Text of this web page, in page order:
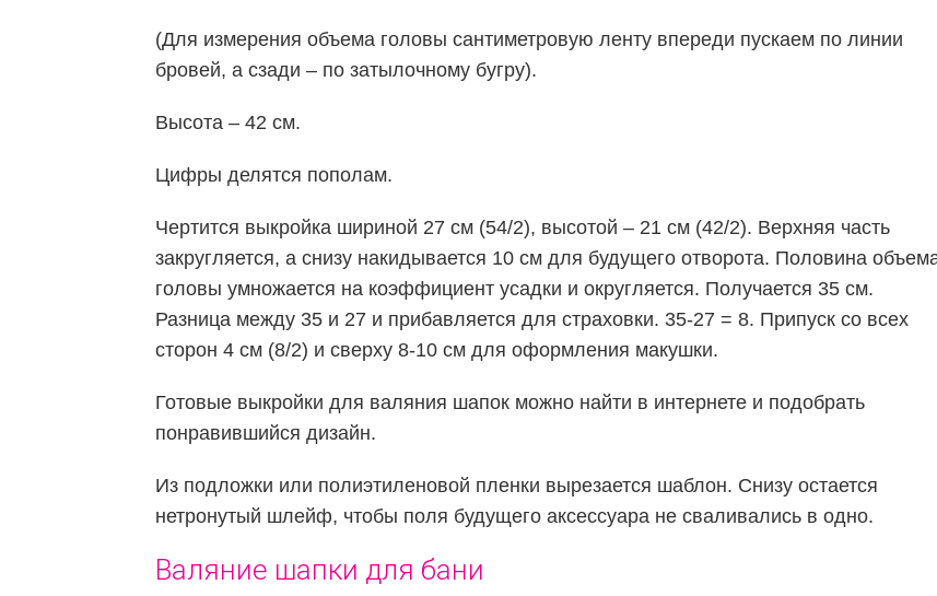
(Для измерения объема головы сантиметровую ленту впереди пускаем по линии
бровей, а сзади – по затылочному бугру).
Высота – 42 см.
Цифры делятся пополам.
Чертится выкройка шириной 27 см (54/2), высотой – 21 см (42/2). Верхняя часть
закругляется, а снизу накидывается 10 см для будущего отворота. Половина
головы умножается на коэффициент усадки и округляется. Получается 35 см.
Разница между 35 и 27 и прибавляется для страховки. 35-27 = 8. Припуск со всех
сторон 4 см (8/2) и сверху 8-10 см для оформления макушки.
Готовые выкройки для валяния шапок можно найти в интернете и подобрать
понравившийся дизайн.
Из подложки или полиэтиленовой пленки вырезается шаблон. Снизу остается
нетронутый шлейф, чтобы поля будущего аксессуара не сваливались в одно.
Валяние шапки для бани